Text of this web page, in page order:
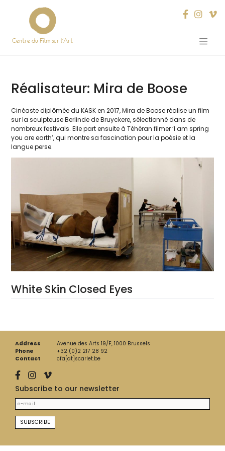
Centre du Film sur l’Art
Réalisateur: Mira de Boose
Cinéaste diplô­mée du KASK en 2017, Mira de Boose réa­lise un film
sur la sculp­teuse Berlinde de Bruyckere, sélec­tion­né dans de
nom­breux fes­ti­vals. Elle part ensuite à Téhéran fil­mer ‘I am spring
you are earth’, qui montre sa fas­ci­na­tion pour la poé­sie et la
langue perse.
White Skin Closed Eyes
Address
Avenue des Arts 19/F, 1000 Brussels
Phone
+32 (0)2 217 28 92
Contact
cfa[at]scarlet.be
Subscribe to our newsletter